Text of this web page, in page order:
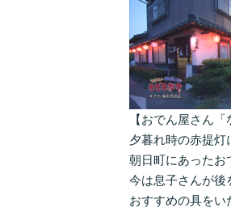
【おでん屋さん「
夕暮れ時の赤提灯
朝日町にあったお
今は息子さんが後
おすすめの具をい